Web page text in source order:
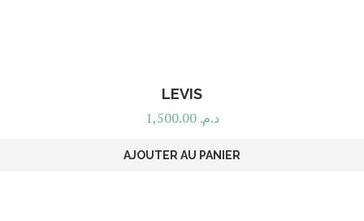
LEVIS
د.م. 1,500.00
AJOUTER AU PANIER